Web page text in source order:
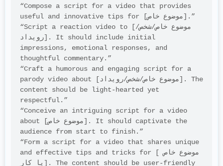
“Compose a script for a video that provides
useful and innovative tips for [موضوع خاص].”
“Script a reaction video to [موضوع خاص/شخص/
رویداد]. It should include initial
impressions, emotional responses, and
thoughtful commentary.”
“Craft a humorous and engaging script for a
parody video about [موضوع خاص/شخص/رویداد]. The
content should be light-hearted yet
respectful.”
“Conceive an intriguing script for a video
about [موضوع خاص]. It should captivate the
audience from start to finish.”
“Form a script for a video that shares unique
and effective tips and tricks for [موضوع خاص
یا کار]. The content should be user-friendly